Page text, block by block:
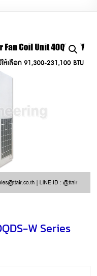
W Series